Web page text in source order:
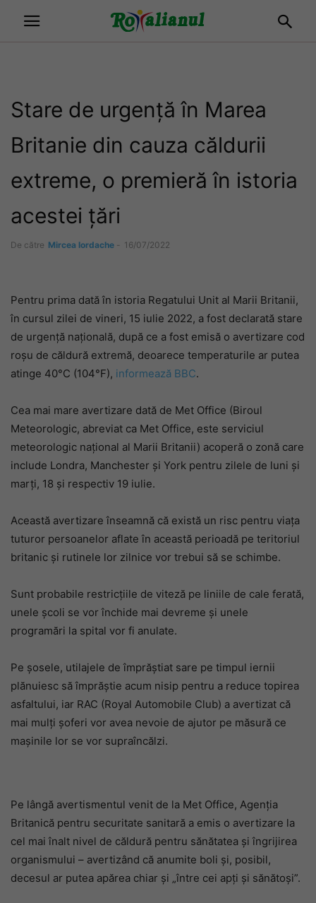
Stare de urgență în Marea
Britanie din cauza căldurii
extreme, o premieră în istoria
acestei țări
De către Mircea Iordache - 16/07/2022
Pentru prima dată în istoria Regatului Unit al Marii Britanii,
în cursul zilei de vineri, 15 iulie 2022, a fost declarată stare
de urgență națională, după ce a fost emisă o avertizare cod
roșu de căldură extremă, deoarece temperaturile ar putea
atinge 40°C (104°F), informează BBC.
Cea mai mare avertizare dată de Met Office (Biroul
Meteorologic, abreviat ca Met Office, este serviciul
meteorologic național al Marii Britanii) acoperă o zonă care
include Londra, Manchester și York pentru zilele de luni și
marți, 18 și respectiv 19 iulie.
Această avertizare înseamnă că există un risc pentru viața
tuturor persoanelor aflate în această perioadă pe teritoriul
britanic și rutinele lor zilnice vor trebui să se schimbe.
Sunt probabile restricțiile de viteză pe liniile de cale ferată,
unele școli se vor închide mai devreme și unele
programări la spital vor fi anulate.
Pe șosele, utilajele de împrăștiat sare pe timpul iernii
plănuiesc să împrăștie acum nisip pentru a reduce topirea
asfaltului, iar RAC (Royal Automobile Club) a avertizat că
mai mulți șoferi vor avea nevoie de ajutor pe măsură ce
mașinile lor se vor supraîncălzi.
Pe lângă avertismentul venit de la Met Office, Agenția
Britanică pentru securitate sanitară a emis o avertizare la
cel mai înalt nivel de căldură pentru sănătatea și îngrijirea
organismului – avertizând că anumite boli și, posibil,
decesul ar putea apărea chiar și „între cei apți și sănătoși”.